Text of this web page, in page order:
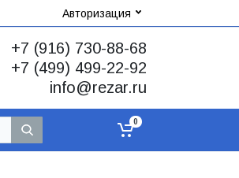
Авторизация
+7 (916) 730-88-68
+7 (499) 499-22-92
info@rezar.ru
0